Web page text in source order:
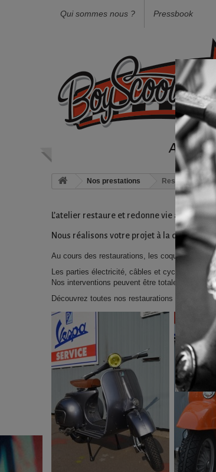
Qui sommes nous ? Pressbook
Accueil
Nos prestations Restauration
L’atelier restaure et redonne vie aux
Nous réalisons votre projet à la demande,
Au cours des restaurations, les coques sont
Les parties électricité, câbles et cycles sont
Nos interventions peuvent être totales ou
Découvrez toutes nos restaurations via ce lien: